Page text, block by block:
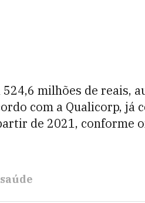
milhões de reais,
com a Qualicorp, já
de 2021, conforme